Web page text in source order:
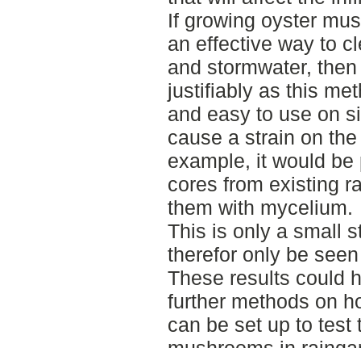
If growing oyster
an effective way to
and stormwater,
justifiably as this
and easy to use on
cause a strain on
example, it would
cores from existing
them with mycelium.
This is only a small
therefor only be
These results could
further methods on
can be set up to test